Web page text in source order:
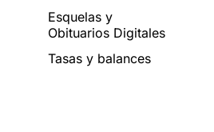
Esquelas y
Obituarios Digitales
Tasas y balances